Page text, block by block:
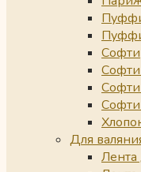
Софти
Для
Лента